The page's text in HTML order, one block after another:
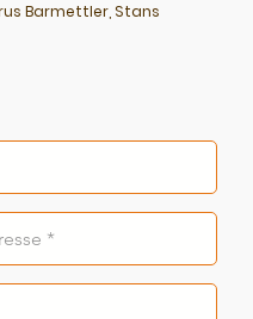
Barmettler, Stans